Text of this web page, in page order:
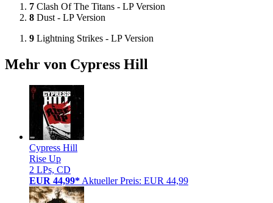
7 Clash Of The Titans - LP Version
8 Dust - LP Version
9 Lightning Strikes - LP Version
Mehr von Cypress Hill
Cypress Hill
Rise Up
2 LPs, CD
EUR 44,99* Aktueller Preis: EUR 44,99